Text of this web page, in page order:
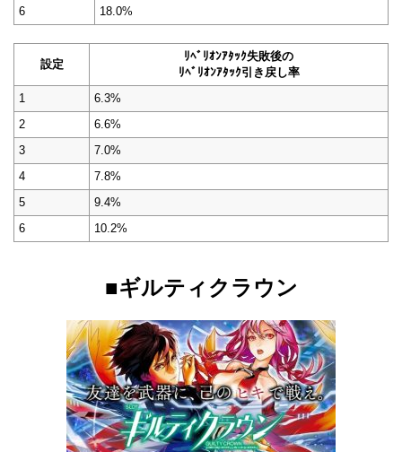
6
18.0%
設定
ﾘﾍﾞﾘｵﾝｱﾀｯｸ失敗後の
ﾘﾍﾞﾘｵﾝｱﾀｯｸ引き戻し率
1
6.3%
2
6.6%
3
7.0%
4
7.8%
5
9.4%
6
10.2%
■ギルティクラウン